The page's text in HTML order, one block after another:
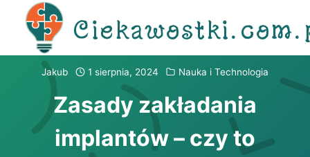
Przejdź
Jakub 1 sierpnia, 2024 Nauka i Technologia
Zasady zakładania
implantów – czy to